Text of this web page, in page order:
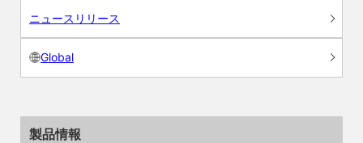
ニュースリリース
Global
製品情報